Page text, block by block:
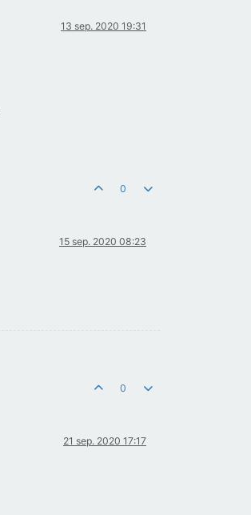
13 sep. 2020 19:31
0
15 sep. 2020 08:23
0
21 sep. 2020 17:17